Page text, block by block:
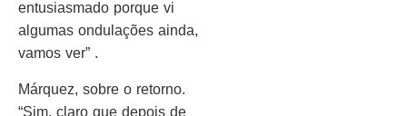
entusiasmado porque vi
algumas ondulações ainda,
vamos ver” .
Márquez, sobre o retorno.
“Sim, claro que depois de